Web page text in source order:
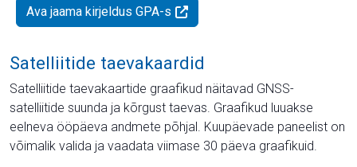
Ava jaama kirjeldus GPA-s
Satelliitide taevakaardid
Satelliitide taevakaartide graafikud näitavad GNSS-
satelliitide suunda ja kõrgust taevas. Graafikud luuakse
eelneva ööpäeva andmete põhjal. Kuupäevade paneelist on
võimalik valida ja vaadata viimase 30 päeva graafikuid.